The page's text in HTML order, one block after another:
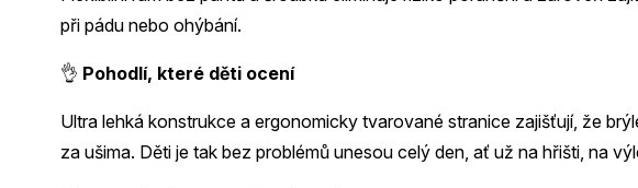
při pádu nebo ohýbání.
👌 Pohodlí, které děti ocení
Ultra lehká konstrukce a ergonomicky tvarované stranice zajišťují, že
za ušima. Děti je tak bez problémů unesou celý den, ať už na hřišti, na